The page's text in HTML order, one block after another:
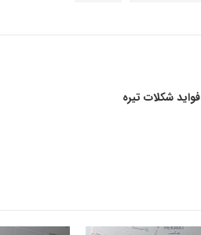
فواید شکلات تیره